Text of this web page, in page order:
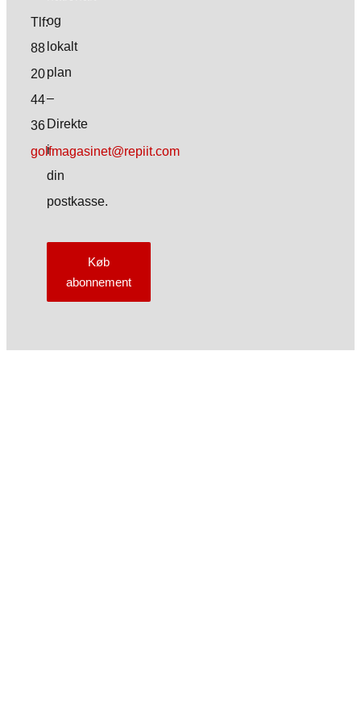
Tlf:
88
20
44
36
golfmagasinet@repiit.com
og
lokalt
plan
–
Direkte
i
din
postkasse.
Køb
abonnement